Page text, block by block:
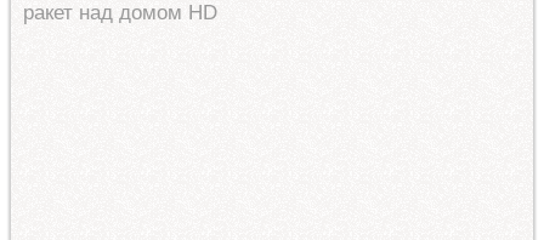
ракет над домом HD